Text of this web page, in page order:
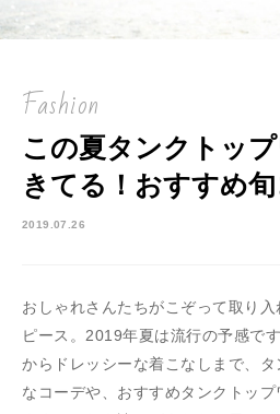
Fashion
この夏タンクトッ
きてる！おすすめ
2019.07.26
おしゃれさんたちがこぞって取り
ピース。2019年夏は流行の予感で
からドレッシーな着こなしまで、
なコーデや、おすすめタンクトッ